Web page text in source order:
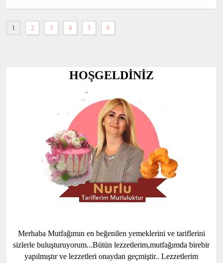
1 2 3 4 5 6
HOŞGELDİNİZ
Merhaba Mutfağımın en beğenilen yemeklerini ve tariflerini
sizlerle buluşturuyorum...Bütün lezzetlerim,mutfağımda birebir
yapılmıştır ve lezzetleri onaydan geçmiştir.. Lezzetlerim